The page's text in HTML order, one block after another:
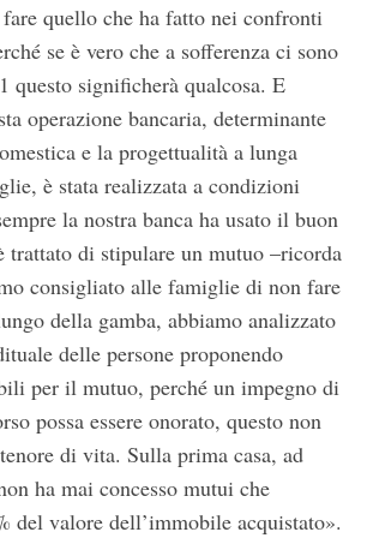
quello che ha fatto nei confronti
se è vero che a sofferenza ci sono
questo significherà qualcosa. E
operazione bancaria, determinante
e la progettualità a lunga
è stata realizzata a condizioni
la nostra banca ha usato il buon
trattato di stipulare un mutuo –ricorda
consigliato alle famiglie di non fare
della gamba, abbiamo analizzato
delle persone proponendo
per il mutuo, perché un impegno di
possa essere onorato, questo non
di vita. Sulla prima casa, ad
ha mai concesso mutui che
del valore dell’immobile acquistato».